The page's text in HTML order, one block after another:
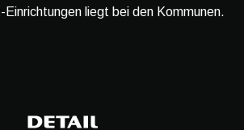
liegt bei den Kommunen.